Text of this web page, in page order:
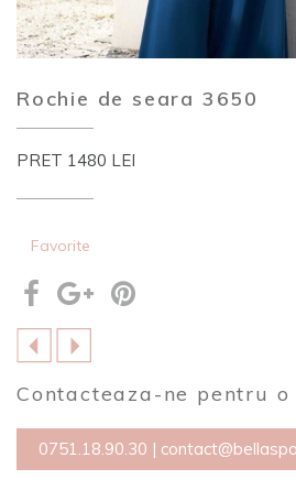
Rochie de seara 3650
PRET 1480 LEI
Favorite
Contacteaza-ne pentru
0751.18.90.30 |